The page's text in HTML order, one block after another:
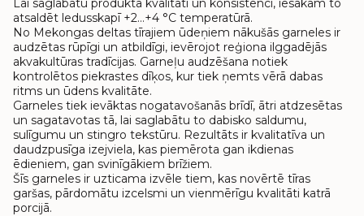
Lai saglabātu produkta kvalitāti un konsistenci, iesakām to
atsaldēt ledusskapī +2…+4 °C temperatūrā.
No Mekongas deltas tīrajiem ūdeņiem nākušās garneles ir
audzētas rūpīgi un atbildīgi, ievērojot reģiona ilggadējās
akvakultūras tradīcijas. Garneļu audzēšana notiek
kontrolētos piekrastes dīķos, kur tiek ņemts vērā dabas
ritms un ūdens kvalitāte.
Garneles tiek ievāktas nogatavošanās brīdī, ātri atdzesētas
un sagatavotas tā, lai saglabātu to dabisko saldumu,
sulīgumu un stingro tekstūru. Rezultāts ir kvalitatīva un
daudzpusīga izejviela, kas piemērota gan ikdienas
ēdieniem, gan svinīgākiem brīžiem.
Šīs garneles ir uzticama izvēle tiem, kas novērtē tīras
garšas, pārdomātu izcelsmi un vienmērīgu kvalitāti katrā
porcijā.